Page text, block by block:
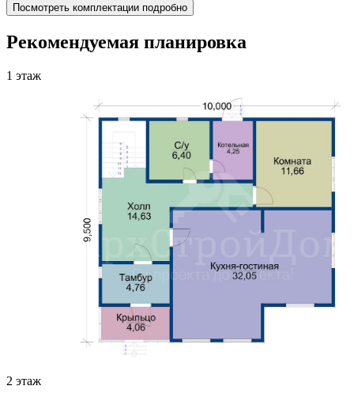
Посмотреть комплектации подробно
Рекомендуемая планировка
1 этаж
2 этаж